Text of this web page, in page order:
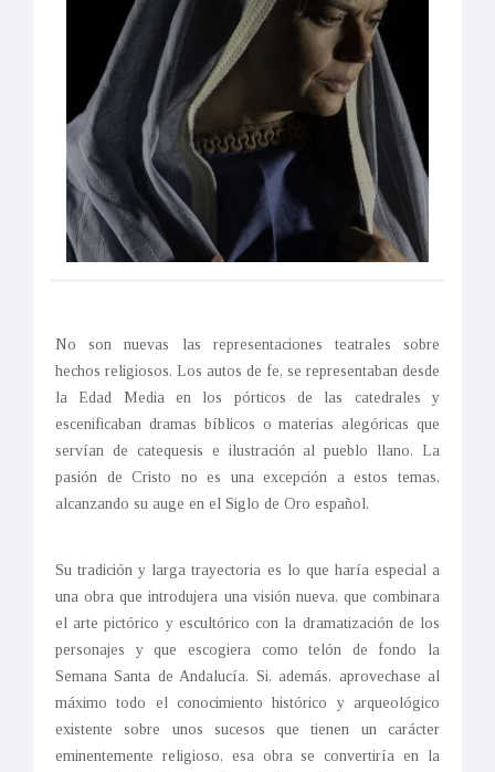
No son nuevas las representaciones teatrales sobre
hechos religiosos. Los autos de fe, se representaban desde
la Edad Media en los pórticos de las catedrales y
escenificaban dramas bíblicos o materias alegóricas que
servían de catequesis e ilustración al pueblo llano. La
pasión de Cristo no es una excepción a estos temas,
alcanzando su auge en el Siglo de Oro español.
Su tradición y larga trayectoria es lo que haría especial a
una obra que introdujera una visión nueva, que combinara
el arte pictórico y escultórico con la dramatización de los
personajes y que escogiera como telón de fondo la
Semana Santa de Andalucía. Si, además, aprovechase al
máximo todo el conocimiento histórico y arqueológico
existente sobre unos sucesos que tienen un carácter
eminentemente religioso, esa obra se convertiría en la